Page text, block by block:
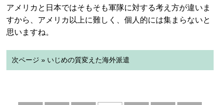
アメリカと日本ではそもそも軍隊に対する考え方が違いま
すから、アメリカ以上に難しく、個人的には集まらないと
思いますね。
次ページ » いじめの質変えた海外派遣